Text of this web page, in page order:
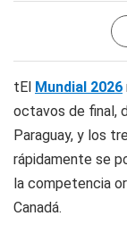
tEl Mundial 2026
octavos de final,
Paraguay, y los
rápidamente se
la competencia
Canadá.